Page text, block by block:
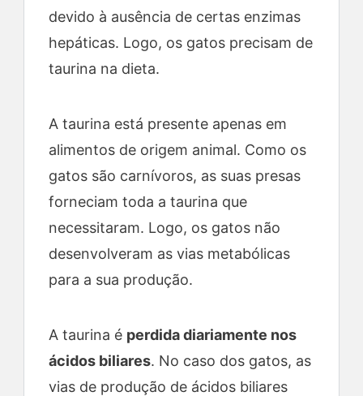
devido à ausência de certas enzimas
hepáticas. Logo, os gatos precisam de
taurina na dieta.
A taurina está presente apenas em
alimentos de origem animal. Como os
gatos são carnívoros, as suas presas
forneciam toda a taurina que
necessitaram. Logo, os gatos não
desenvolveram as vias metabólicas
para a sua produção.
A taurina é perdida diariamente nos
ácidos biliares. No caso dos gatos, as
vias de produção de ácidos biliares